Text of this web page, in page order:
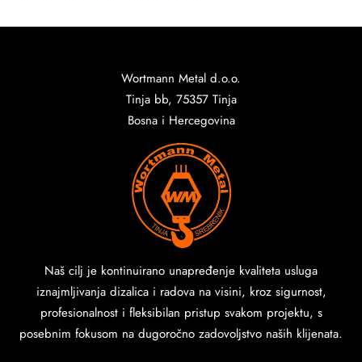
Wortmann Metal d.o.o.
Tinja bb, 75357 Tinja
Bosna i Hercegovina
Naš cilj je kontinuirano unapređenje kvaliteta usluga
iznajmljivanja dizalica i radova na visini, kroz sigurnost,
profesionalnost i fleksibilan pristup svakom projektu, s
posebnim fokusom na dugoročno zadovoljstvo naših klijenata.